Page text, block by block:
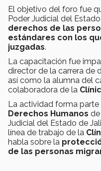
El objetivo del foro fue
Poder Judicial del
derechos de las
estándares con los
juzgadas.
La capacitación fue
director de la carrera de
así como la alumna del
colaboradora de la
La actividad forma parte
Derechos Humanos
Judicial del Estado de
línea de trabajo de la
habla sobre la
de las personas